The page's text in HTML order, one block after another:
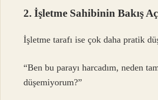
2. İşletme Sahibinin Bakış
İşletme tarafı ise çok daha pratik
“Ben bu parayı harcadım, neden
düşemiyorum?”